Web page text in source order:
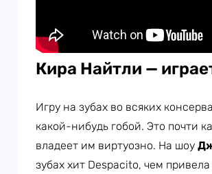
Кира Найтли —
Игру на зубах во всяких
какой-нибудь гобой. Это почти
владеет им виртуозно. На шоу
зубах хит Despacito, чем привела